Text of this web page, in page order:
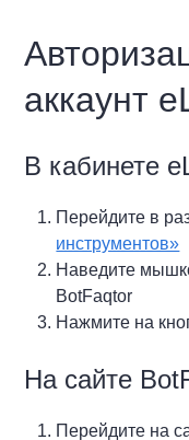
аккаунт
В кабинете
Перейдите в
инструментов»
Наведите
BotFaqtor
Нажмите на
На сайте
Перейдите на